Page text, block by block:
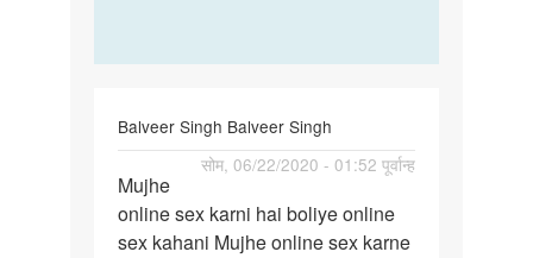
Balveer Singh Balveer Singh
सोम, 06/22/2020 - 01:52 पूर्वान्ह
Mujhe
online
sex
Mujhe
online sex karni hai boliye online
sex kahani Mujhe online sex karne